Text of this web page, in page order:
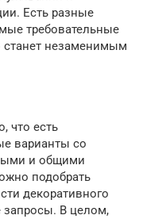
Есть разные
требовательные
станет незаменимым
что есть
варианты со
и общими
подобрать
декоративного
В целом,